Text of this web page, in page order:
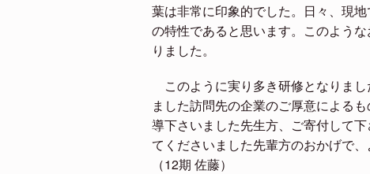
葉は非常に印象的でした。日々、現
の特性であると思います。このよう
りました。
このように実り多き研修となりま
ました訪問先の企業のご厚意による
導下さいました先生方、ご寄付して
てくださいました先輩方のおかげで
（12期 佐藤）